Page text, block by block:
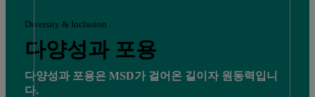
Diversity & Inclusion
다양성과 포용
다양성과 포용은 MSD가 걸어온 길이자 원동력입니
다.